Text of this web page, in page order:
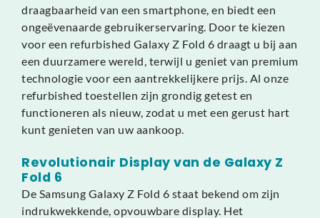
draagbaarheid van een smartphone, en biedt een
ongeëvenaarde gebruikerservaring. Door te kiezen
voor een refurbished Galaxy Z Fold 6 draagt u bij aan
een duurzamere wereld, terwijl u geniet van premium
technologie voor een aantrekkelijkere prijs. Al onze
refurbished toestellen zijn grondig getest en
functioneren als nieuw, zodat u met een gerust hart
kunt genieten van uw aankoop.
Revolutionair Display van de Galaxy Z
Fold 6
De Samsung Galaxy Z Fold 6 staat bekend om zijn
indrukwekkende, opvouwbare display. Het